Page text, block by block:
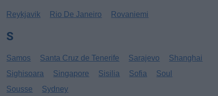
Reykjavik Rio De Janeiro Rovaniemi
S
Samos Santa Cruz de Tenerife Sarajevo
Shanghai
Sighisoara
Singapore Sisilia Sofia
Soul
Sousse
Sydney